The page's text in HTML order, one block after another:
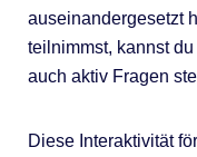
auseinandergesetzt
teilnimmst, kannst
auch aktiv Fragen
Diese Interaktivität